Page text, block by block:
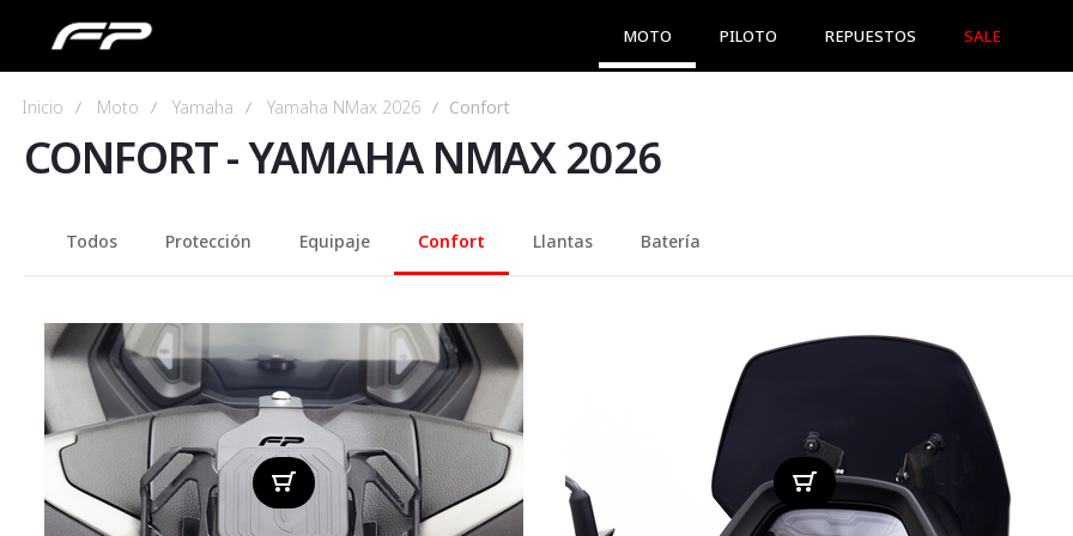
MOTO PILOTO REPUESTOS SALE
Inicio Moto Yamaha Yamaha NMax 2026 Confort
CONFORT-YAMAHA NMAX 2026
Todos Protección Equipaje Confort Llantas Batería